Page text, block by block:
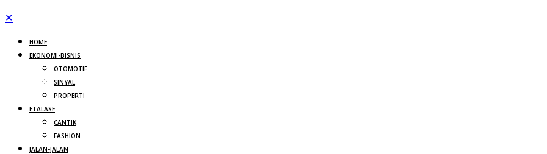
✕
HOME
EKONOMI-BISNIS
OTOMOTIF
SINYAL
PROPERTI
ETALASE
CANTIK
FASHION
JALAN-JALAN